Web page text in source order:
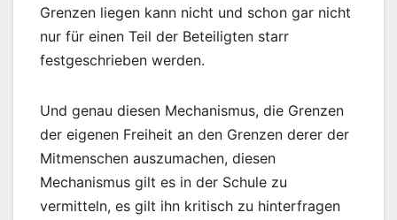
Grenzen liegen kann nicht und schon gar nicht
nur für einen Teil der Beteiligten starr
festgeschrieben werden.
Und genau diesen Mechanismus, die Grenzen
der eigenen Freiheit an den Grenzen derer der
Mitmenschen auszumachen, diesen
Mechanismus gilt es in der Schule zu
vermitteln, es gilt ihn kritisch zu hinterfragen